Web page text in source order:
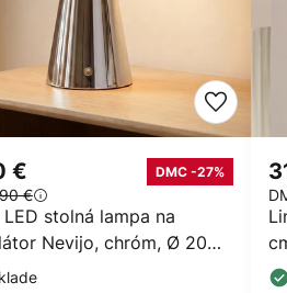
stolná lampa na
Nevijo, chróm, Ø 20
stmievač
€ DMC -27%
€